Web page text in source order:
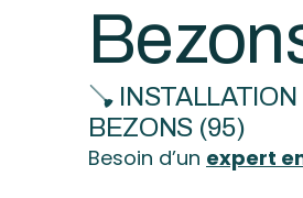
🪠
BEZONS (95)
Besoin d’un expert